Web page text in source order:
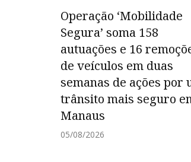
Operação ‘Mobilidade
Segura’ soma 158
autuações e 16
de veículos em duas
semanas de ações por
trânsito mais seguro
Manaus
05/08/2026